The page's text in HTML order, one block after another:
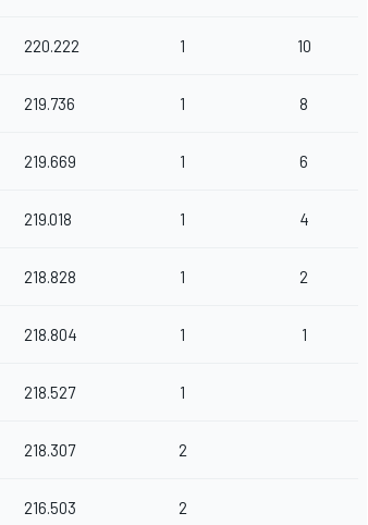
220.222 1 10
219.736 1 8
219.669 1 6
219.018 1 4
218.828 1 2
218.804 1 1
218.527 1
218.307 2
216.503 2